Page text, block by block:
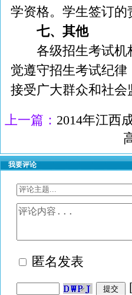
学资格。学生签订
七、其他
各级招生考试机构
觉遵守招生考试纪
接受广大群众和社会
上一篇： 2014年江西
我要评论
匿名发表